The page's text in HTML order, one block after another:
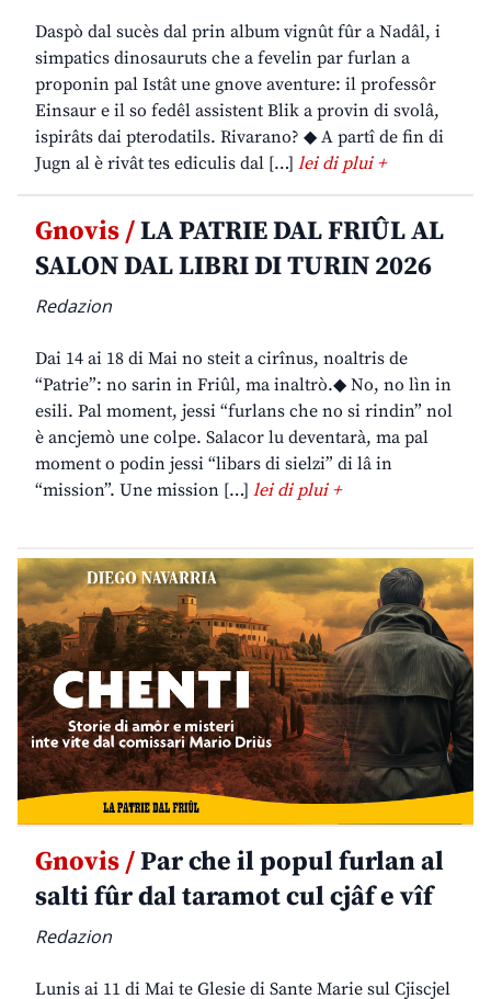
Daspò dal sucès dal prin album vignût fûr a Nadâl, i
simpatics dinosauruts che a fevelin par furlan a
proponin pal Istât une gnove aventure: il professôr
Einsaur e il so fedêl assistent Blik a provin di svolâ,
ispirâts dai pterodatils. Rivarano? ◆ A partî de fin di
Jugn al è rivât tes ediculis dal […] lei di plui +
Gnovis /LA PATRIE DAL FRIÛL AL
SALON DAL LIBRI DI TURIN 2026
Redazion
Dai 14 ai 18 di Mai no steit a cirînus, noaltris de
“Patrie”: no sarin in Friûl, ma inaltrò.◆ No, no lìn in
esili. Pal moment, jessi “furlans che no si rindin” nol
è ancjemò une colpe. Salacor lu deventarà, ma pal
moment o podin jessi “libars di sielzi” di lâ in
“mission”. Une mission […] lei di plui +
Gnovis /Par che il popul furlan al
salti fûr dal taramot cul cjâf e vîf
Redazion
Lunis ai 11 di Mai te Glesie di Sante Marie sul Cjiscjel